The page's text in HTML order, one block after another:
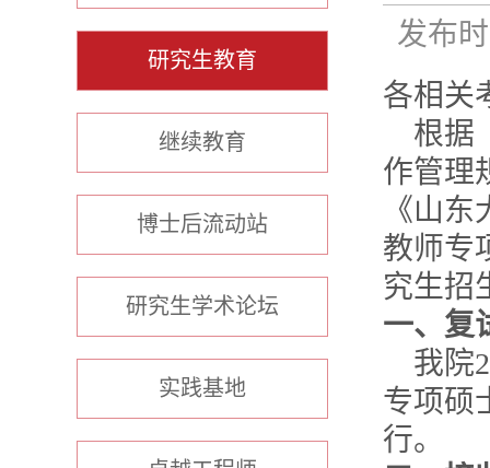
研究生教育
继续教育
博士后流动站
研究生学术论坛
实践基地
发布
各相关
根据
作管理
《山东
教师专
究生招
一、复
我院
专项硕
行。